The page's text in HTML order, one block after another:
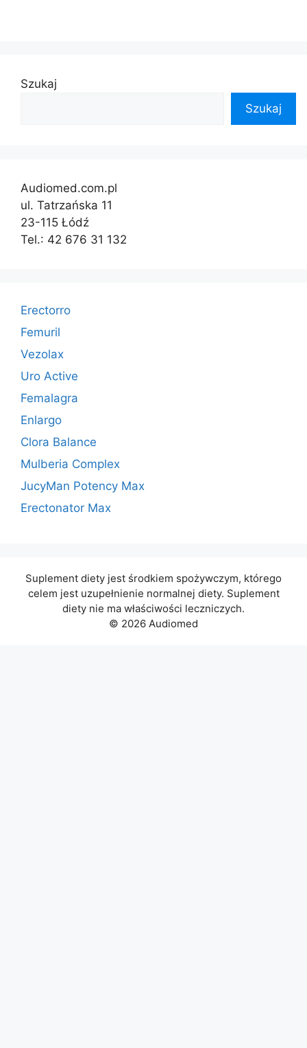
Szukaj
Szukaj
Audiomed.com.pl
ul. Tatrzańska 11
23-115 Łódź
Tel.: 42 676 31 132
Erectorro
Femuril
Vezolax
Uro Active
Femalagra
Enlargo
Clora Balance
Mulberia Complex
JucyMan Potency Max
Erectonator Max
Suplement diety jest środkiem spożywczym, którego
celem jest uzupełnienie normalnej diety. Suplement
diety nie ma właściwości leczniczych.
© 2026 Audiomed